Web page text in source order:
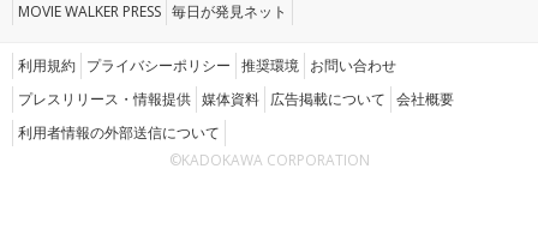
MOVIE WALKER PRESS 毎日が発見ネット
利用規約 プライバシーポリシー 推奨環境 お問い合わせ
プレスリリース・情報提供 媒体資料 広告掲載について 会社概要
利用者情報の外部送信について
©KADOKAWA CORPORATION